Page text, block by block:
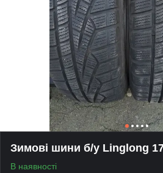
Зимові шини б/у Linglong
В наявності